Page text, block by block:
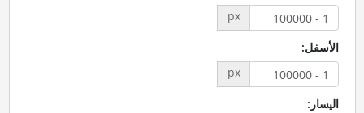
px
الأسفل:
px
اليسار: